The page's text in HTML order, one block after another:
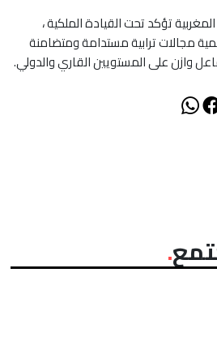
تؤكد تحت القيادة الملكية ،
مجالات ترابية مستدامة ومتضامنة
وازن على المستويين القاري والدولي.